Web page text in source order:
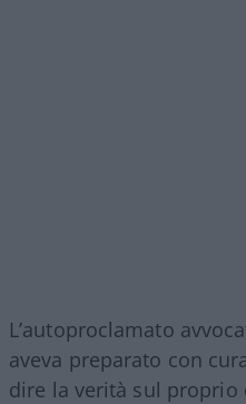
L’autoproclamato
aveva preparato con
dire la verità sul